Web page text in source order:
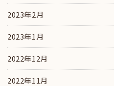
2023年2月
2023年1月
2022年12月
2022年11月